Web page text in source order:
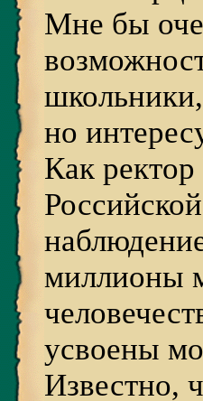
Мне бы
но
Как
миллионы
усвоены
Известно,